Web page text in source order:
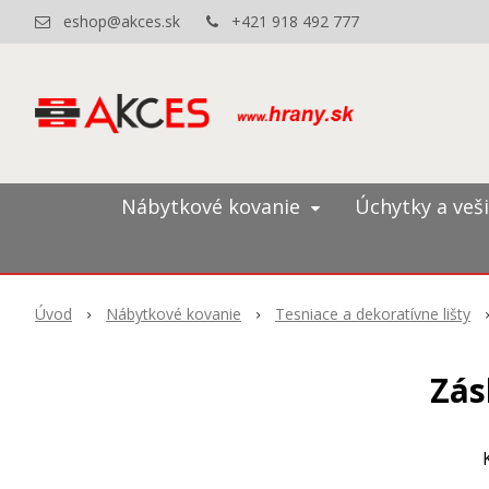
eshop@akces.sk +421 918 492 777
Nábytkové kovanie Úchytky a
Úvod Nábytkové kovanie Tesniace a dekoratívne lišty